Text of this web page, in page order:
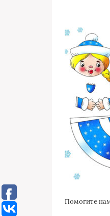
Помогите